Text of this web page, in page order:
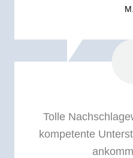
Tolle
kompetente